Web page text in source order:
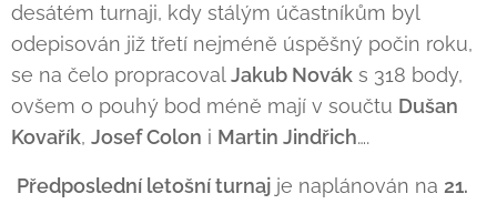
desátém turnaji, kdy stálým účastníkům byl
odepisován již třetí nejméně úspěšný počin roku,
se na čelo propracovalJakub Novák s 318 body,
ovšem o pouhý bod méně mají v součtu Dušan
Kovařík, Josef Colon i Martin Jindřich….
Předposlední letošní turnaj je naplánován na 21.